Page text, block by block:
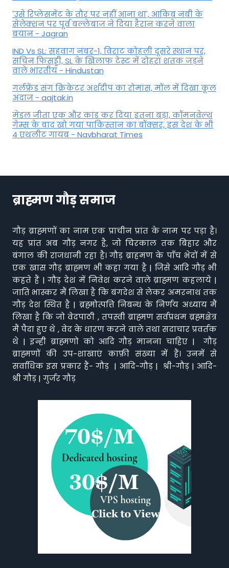
'उसे रिप्लेसमेंट के तौर पर नहीं आना था', आकिब नबी के
सेलेक्शन पर पूर्व बल्लेबाज ने दिया हैरान करने वाला
बयान - Jagran
IND Vs SL: सहवाग नंबर-1, विराट कोहली दूसरे स्थान पर,
सचिन फिसड्डी, SL के खिलाफ टेस्ट में दोहरा शतक जड़ने
वाले भारतीय - Hindustan
गर्लफ्रेंड संग क्रिकेटर अर्शदीप का रोमांस, मॉल में द‍िखा कूल
अंदाज - aajtak.in
मेडल जीता एक और कांड कर दिया इतना बड़ा, कॉमनवेल्थ
गेम्स के बाद खो गया पाकिस्तान का बॉक्सर, इस देश के भी
4 एथलीट गायब - Navbharat Times
ब्राह्मण गौड़ समाज
गौड़ ब्राह्मणों का नाम एक प्राचीन प्रांत के नाम पर पड़ा है।
यह प्रांत अब गौड़ नगर है, जो चिरकाल तक बिहार और
बंगाल की राजधानी रहा है। गौड़ ब्राहमण के पाँच भेदों में से
एक खास गौड़ ब्राह्मण भी कहा गया है | जिसे आदि गौड़ भी
कहते हैं | गौड़ देश में निवेश करने वाले ब्राह्मण कहलाये |
जाति भास्कर मैं लिखा है कि बंगदेश से लेकर अमरनाथ तक
गौड़ देश स्थित है | ब्रह्मोत्पत्ति निबन्ध के निर्णय अध्याय मैं
लिखा है कि जो वेदपाठी , तपस्वी ब्राह्मण सर्वप्रथम ब्रह्मक्षेत्र
मैं पैदा हुए थे , वेद के धारण करने वाले तथा सदाचार प्रवर्तक
थे | इन्ही ब्राह्मणो को आदि गौड़ मानना चाहिए | गौड़
ब्राह्मणों की उप-शाखाएं काफ़ी संख्या में हैं। उनमें से
सर्वाधिक इस प्रकार हैं- गौड़ | आदि-गौड़ | श्री-गौड़ | आदि-
श्री गौड़ | गुर्जर गौड़